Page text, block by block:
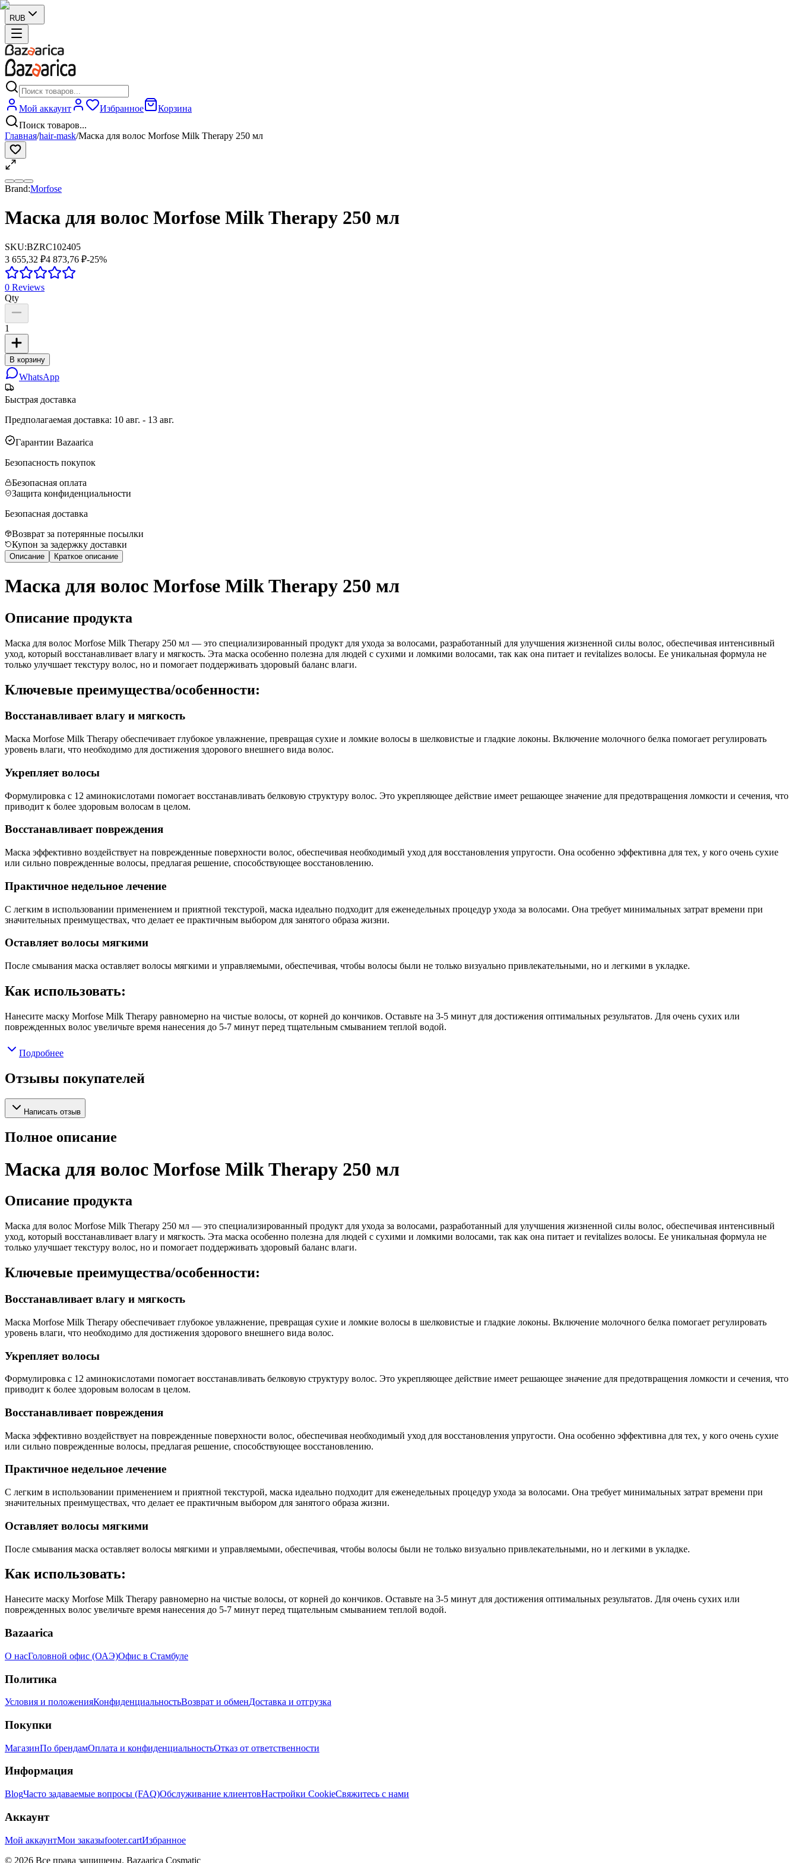
RUB
Мой аккаунт Избранное
Корзина
Поиск товаров...
Главная/hair-mask/Маска для волос Morfose Milk Therapy 250 мл
Brand:Morfose
Маска для волос Morfose Milk Therapy 250 мл
SKU:BZRC102405
3 655,32 ₽4 873,76 ₽-25%
0 Reviews
Qty
1
В корзину
WhatsApp
Быстрая доставка
Предполагаемая доставка: 10 авг. - 13 авг.
Гарантии Bazaarica
Безопасность покупок
Безопасная оплата
Защита конфиденциальности
Безопасная доставка
Возврат за потерянные посылки
Купон за задержку доставки
Описание Краткое описание
Маска для волос Morfose Milk Therapy 250 мл
Описание продукта
Маска для волос Morfose Milk Therapy 250 мл — это специализированный продукт для ухода за волосами, разработанный для улучшения жизненной силы волос, обеспечивая интенсивный
уход, который восстанавливает влагу и мягкость. Эта маска особенно полезна для людей с сухими и ломкими волосами, так как она питает и revitalizes волосы. Ее уникальная формула не
только улучшает текстуру волос, но и помогает поддерживать здоровый баланс влаги.
Ключевые преимущества/особенности:
Восстанавливает влагу и мягкость
Маска Morfose Milk Therapy обеспечивает глубокое увлажнение, превращая сухие и ломкие волосы в шелковистые и гладкие локоны. Включение молочного белка помогает регулировать
уровень влаги, что необходимо для достижения здорового внешнего вида волос.
Укрепляет волосы
Формулировка с 12 аминокислотами помогает восстанавливать белковую структуру волос. Это укрепляющее действие имеет решающее значение для предотвращения ломкости и сечения, что
приводит к более здоровым волосам в целом.
Восстанавливает повреждения
Маска эффективно воздействует на поврежденные поверхности волос, обеспечивая необходимый уход для восстановления упругости. Она особенно эффективна для тех, у кого очень сухие
или сильно поврежденные волосы, предлагая решение, способствующее восстановлению.
Практичное недельное лечение
С легким в использовании применением и приятной текстурой, маска идеально подходит для еженедельных процедур ухода за волосами. Она требует минимальных затрат времени при
значительных преимуществах, что делает ее практичным выбором для занятого образа жизни.
Оставляет волосы мягкими
После смывания маска оставляет волосы мягкими и управляемыми, обеспечивая, чтобы волосы были не только визуально привлекательными, но и легкими в укладке.
Как использовать:
Нанесите маску Morfose Milk Therapy равномерно на чистые волосы, от корней до кончиков. Оставьте на 3-5 минут для достижения оптимальных результатов. Для очень сухих или
поврежденных волос увеличьте время нанесения до 5-7 минут перед тщательным смыванием теплой водой.
Подробнее
Отзывы покупателей
Написать отзыв
Полное описание
Маска для волос Morfose Milk Therapy 250 мл
Описание продукта
Маска для волос Morfose Milk Therapy 250 мл — это специализированный продукт для ухода за волосами, разработанный для улучшения жизненной силы волос, обеспечивая интенсивный
уход, который восстанавливает влагу и мягкость. Эта маска особенно полезна для людей с сухими и ломкими волосами, так как она питает и revitalizes волосы. Ее уникальная формула не
только улучшает текстуру волос, но и помогает поддерживать здоровый баланс влаги.
Ключевые преимущества/особенности:
Восстанавливает влагу и мягкость
Маска Morfose Milk Therapy обеспечивает глубокое увлажнение, превращая сухие и ломкие волосы в шелковистые и гладкие локоны. Включение молочного белка помогает регулировать
уровень влаги, что необходимо для достижения здорового внешнего вида волос.
Укрепляет волосы
Формулировка с 12 аминокислотами помогает восстанавливать белковую структуру волос. Это укрепляющее действие имеет решающее значение для предотвращения ломкости и сечения, что
приводит к более здоровым волосам в целом.
Восстанавливает повреждения
Маска эффективно воздействует на поврежденные поверхности волос, обеспечивая необходимый уход для восстановления упругости. Она особенно эффективна для тех, у кого очень сухие
или сильно поврежденные волосы, предлагая решение, способствующее восстановлению.
Практичное недельное лечение
С легким в использовании применением и приятной текстурой, маска идеально подходит для еженедельных процедур ухода за волосами. Она требует минимальных затрат времени при
значительных преимуществах, что делает ее практичным выбором для занятого образа жизни.
Оставляет волосы мягкими
После смывания маска оставляет волосы мягкими и управляемыми, обеспечивая, чтобы волосы были не только визуально привлекательными, но и легкими в укладке.
Как использовать:
Нанесите маску Morfose Milk Therapy равномерно на чистые волосы, от корней до кончиков. Оставьте на 3-5 минут для достижения оптимальных результатов. Для очень сухих или
поврежденных волос увеличьте время нанесения до 5-7 минут перед тщательным смыванием теплой водой.
Bazaarica
О насГоловной офис (ОАЭ)Офис в Стамбуле
Политика
Условия и положенияКонфиденциальностьВозврат и обменДоставка и отгрузка
Покупки
МагазинПо брендамОплата и конфиденциальностьОтказ от ответственности
Информация
BlogЧасто задаваемые вопросы (FAQ)Обслуживание клиентовНастройки CookieСвяжитесь с нами
Аккаунт
Мой аккаунтМои заказыfooter.cartИзбранное
© 2026 Все права защищены. Bazaarica Cosmatic